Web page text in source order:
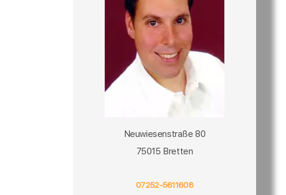
Neuwiesenstraße 80
75015 Bretten
07252-5611608